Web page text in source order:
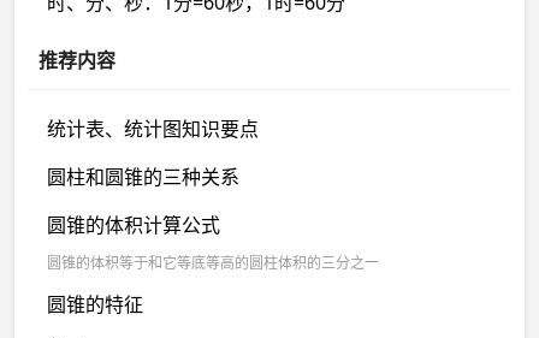
推荐内容
统计表、统计图知识要点
圆柱和圆锥的三种关系
圆锥的体积计算公式
圆锥的体积等于和它等底等高的圆柱体积的三分之一
圆锥的特征